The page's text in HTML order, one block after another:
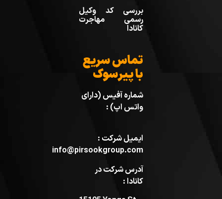
بررسی کد وکیل
رسمی مهاجرت
کانادا
تماس سریع
با پیرسوک
شماره آفیس (دارای
واتس اپ) :
ایمیل شرکت :
info@pirsookgroup.com
آدرس شرکت در
کانادا :